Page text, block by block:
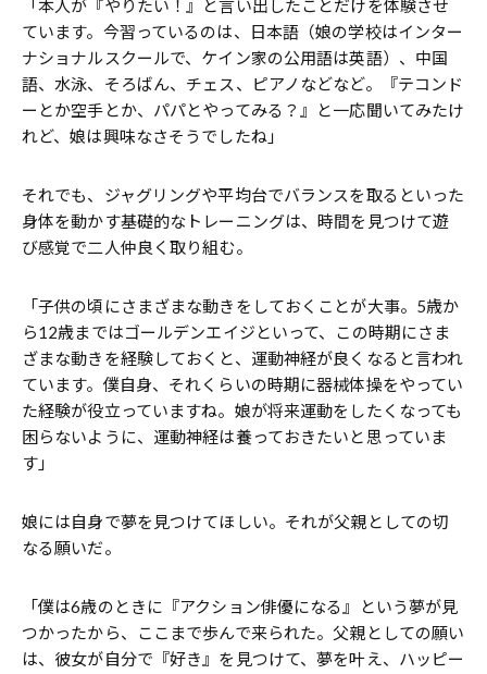
「本人が『やりたい！』と言い出したことだけを体験させ
ています。今習っているのは、日本語（娘の学校はインター
ナショナルスクールで、ケイン家の公用語は英語）、中国
語、水泳、そろばん、チェス、ピアノなどなど。『テコンド
ーとか空手とか、パパとやってみる？』と一応聞いてみたけ
れど、娘は興味なさそうでしたね」
それでも、ジャグリングや平均台でバランスを取るといった
身体を動かす基礎的なトレーニングは、時間を見つけて遊
び感覚で二人仲良く取り組む。
「子供の頃にさまざまな動きをしておくことが大事。5歳か
ら12歳まではゴールデンエイジといって、この時期にさま
ざまな動きを経験しておくと、運動神経が良くなると言われ
ています。僕自身、それくらいの時期に器械体操をやってい
た経験が役立っていますね。娘が将来運動をしたくなっても
困らないように、運動神経は養っておきたいと思っていま
す」
娘には自身で夢を見つけてほしい。それが父親としての切
なる願いだ。
「僕は6歳のときに『アクション俳優になる』という夢が見
つかったから、ここまで歩んで来られた。父親としての願い
は、彼女が自分で『好き』を見つけて、夢を叶え、ハッピー